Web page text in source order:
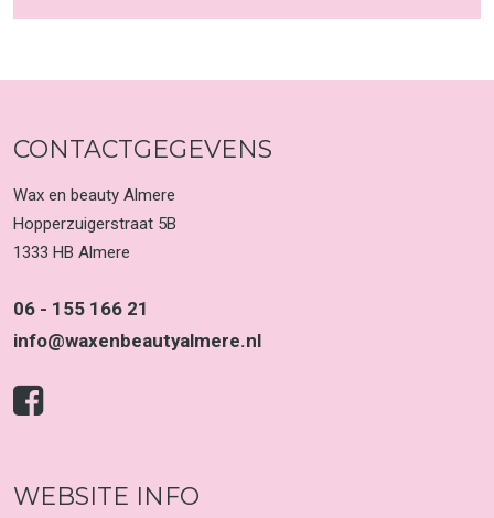
CONTACTGEGEVENS
Wax en beauty Almere
Hopperzuigerstraat 5B
1333 HB Almere
06 - 155 166 21
info@waxenbeautyalmere.nl
WEBSITE INFO